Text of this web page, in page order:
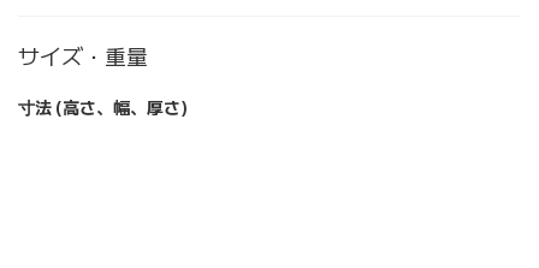
サイズ・重量
寸法 (高さ、幅、厚さ)